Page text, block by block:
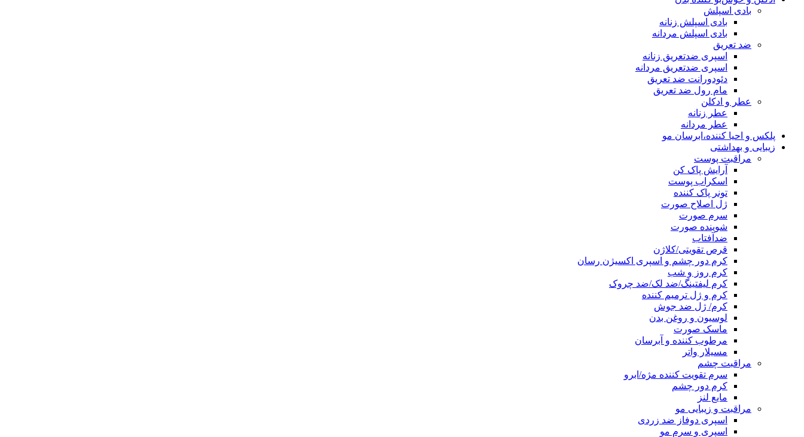
بادی اسپلش
بادی اسپلش زنانه
بادی اسپلش مردانه
ضد تعریق
اسپری ضدتعریق زنانه
اسپری ضدتعریق مردانه
دئودورانت ضد تعریق
مام رول ضد تعریق
عطر و ادکلن
عطر زنانه
عطر مردانه
پلکس و احیا کننده،ابرسان مو
زیبایی و بهداشتی
مراقبت پوست
آرایش پاک کن
اسکراب پوست
تونر پاک کننده
ژل اصلاح صورت
سرم صورت
شوینده صورت
ضدآفتاب
قرص تقویتی/کلاژن
کرم دور چشم و اسپری اکسیژن رسان
کرم روز و شب
کرم لیفتینگ/ضد لک/ضد چروک
کرم و ژل ترمیم کننده
کرم/ ژل ضد جوش
لوسیون و روغن بدن
ماسک صورت
مرطوب کننده و آبرسان
مسیلار واتر
مراقبت چشم
سرم تقویت کننده مژه/ابرو
کرم دور چشم
مایع لنز
مراقبت و زیبایی مو
اسپری دوفاز ضد زردی
اسپری و سرم مو